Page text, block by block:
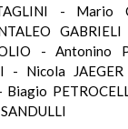
- Mario
- Antonino
- Nicola
Biagio